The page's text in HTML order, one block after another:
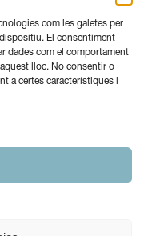
com les galetes per
El consentiment
dades com el comportament
lloc. No consentir o
a certes característiques i
Blog